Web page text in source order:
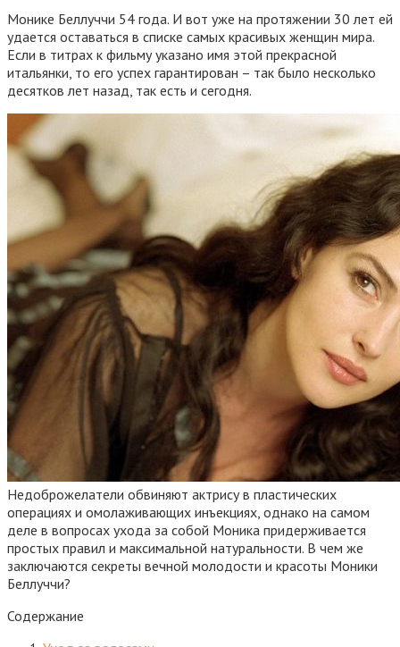
Монике Беллуччи 54 года. И вот уже на протяжении 30 лет ей
удается оставаться в списке самых красивых женщин мира.
Если в титрах к фильму указано имя этой прекрасной
итальянки, то его успех гарантирован – так было несколько
десятков лет назад, так есть и сегодня.
Недоброжелатели обвиняют актрису в пластических
операциях и омолаживающих инъекциях, однако на самом
деле в вопросах ухода за собой Моника придерживается
простых правил и максимальной натуральности. В чем же
заключаются секреты вечной молодости и красоты Моники
Беллуччи?
Содержание